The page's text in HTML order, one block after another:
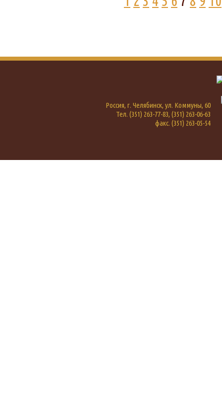
Россия, г. Челябинск, ул. Коммуны, 60
Тел. (351) 263-77-83, (351) 263-06-63
факс. (351) 263-05-54